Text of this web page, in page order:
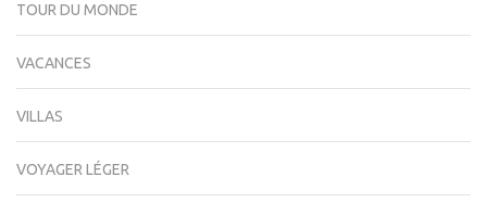
TOUR DU MONDE
VACANCES
VILLAS
VOYAGER LÉGER